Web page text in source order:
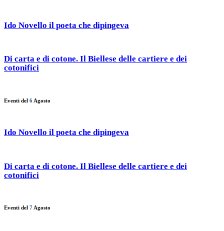
Ido Novello il poeta che dipingeva
Di carta e di cotone. Il Biellese delle cartiere e dei
cotonifici
Eventi del 6 Agosto
Ido Novello il poeta che dipingeva
Di carta e di cotone. Il Biellese delle cartiere e dei
cotonifici
Eventi del 7 Agosto